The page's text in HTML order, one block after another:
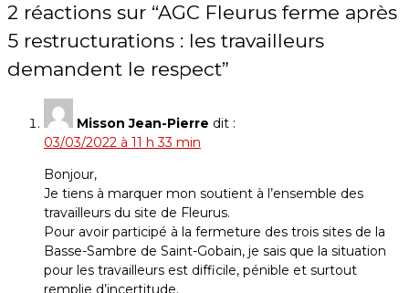
2 réactions sur “AGC Fleurus ferme après
5 restructurations : les travailleurs
demandent le respect”
Misson Jean-Pierre dit :
03/03/2022 à 11 h 33 min
Bonjour,
Je tiens à marquer mon soutient à l’ensemble des
travailleurs du site de Fleurus.
Pour avoir participé à la fermeture des trois sites de la
Basse-Sambre de Saint-Gobain, je sais que la situation
pour les travailleurs est difficile, pénible et surtout